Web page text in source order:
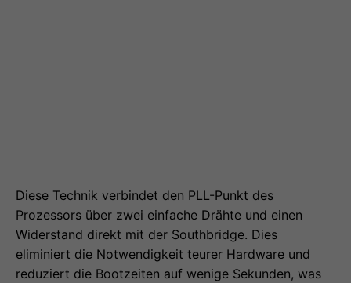
Diese Technik verbindet den PLL-Punkt des
Prozessors über zwei einfache Drähte und einen
Widerstand direkt mit der Southbridge. Dies
eliminiert die Notwendigkeit teurer Hardware und
reduziert die Bootzeiten auf wenige Sekunden, was